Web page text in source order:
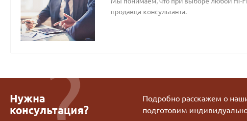
продавца-консультанта.
Нужна
консультация?
Подробно расскажем о
подготовим